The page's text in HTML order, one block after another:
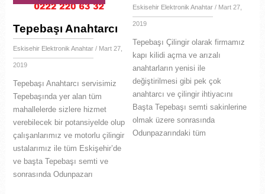
Tepebaşı Anahtarcı
Eskisehir Elektronik Anahtar/ Mart 27,
2019
Tepebaşı Anahtarcı servisimiz
Tepebaşında yer alan tüm
mahallelerde sizlere hizmet
verebilecek bir potansiyelde olup
çalışanlarımız ve motorlu çilingir
ustalarımız ile tüm Eskişehir’de
ve başta Tepebaşı semti ve
sonrasında Odunpazarı
Eskisehir Elektronik Anahtar/ Mart 27,
2019
Tepebaşı Çilingir olarak firmamız
kapı kilidi açma ve arızalı
anahtarların yenisi ile
değiştirilmesi gibi pek çok
anahtarcı ve çilingir ihtiyacını
Başta Tepebaşı semti sakinlerine
olmak üzere sonrasında
Odunpazarındaki tüm